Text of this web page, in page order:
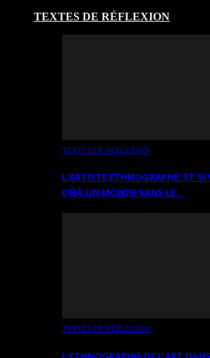
TEXTES DE RÉFLEXION
TEXTES DE RÉFLEXION
L’ARTISTE ETHNOGRAPHE: ET
DÉJÀ UN MONDE SANS LE…
TEXTES DE RÉFLEXION